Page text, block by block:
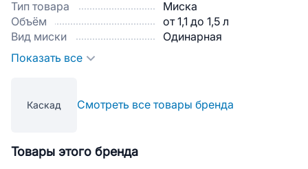
Тип товара
Миска
Объём
от 1,1 до 1,5 л
Вид миски
Одинарная
Показать все
Каскад Смотреть все товары бренда
Товары этого бренда